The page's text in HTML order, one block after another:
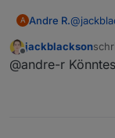
A Andre R.@
Offline
jackblackson
@andre-r